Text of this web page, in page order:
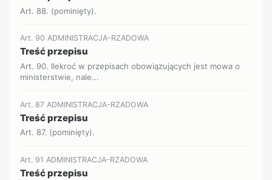
Art. 88. (pominięty).
Art. 90 ADMINISTRACJA-RZADOWA
Treść przepisu
Art. 90. Ilekroć w przepisach obowiązujących jest mowa o
ministerstwie, nale...
Art. 87 ADMINISTRACJA-RZADOWA
Treść przepisu
Art. 87. (pominięty).
Art. 91 ADMINISTRACJA-RZADOWA
Treść przepisu